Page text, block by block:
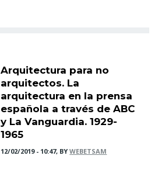
Arquitectura para no
arquitectos. La
arquitectura en la prensa
española a través de ABC
y La Vanguardia. 1929-
1965
12/02/2019 - 10:47, BYWEBETSAM